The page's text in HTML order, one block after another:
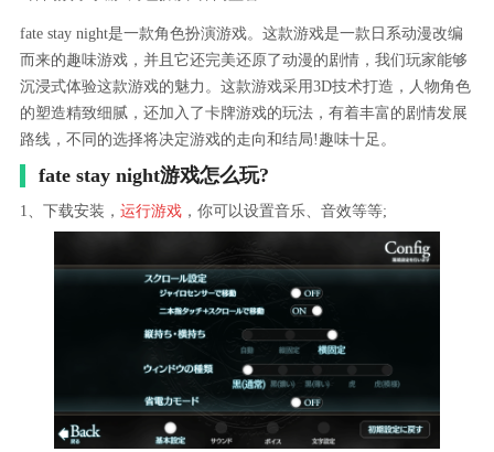
fate stay night是一款角色扮演游戏。这款游戏是一款日系动漫改编
而来的趣味游戏，并且它还完美还原了动漫的剧情，我们玩家能够
沉浸式体验这款游戏的魅力。这款游戏采用3D技术打造，人物角色
的塑造精致细腻，还加入了卡牌游戏的玩法，有着丰富的剧情发展
路线，不同的选择将决定游戏的走向和结局!趣味十足。
fate stay night游戏怎么玩?
1、下载安装， 运行游戏，你可以设置音乐、音效等等;